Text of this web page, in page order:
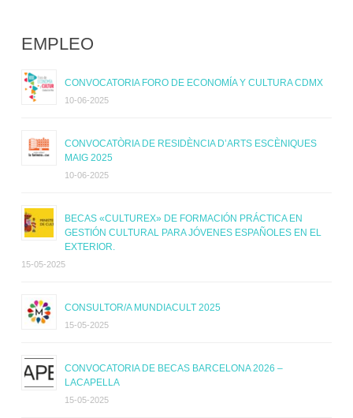
EMPLEO
CONVOCATORIA FORO DE ECONOMÍA Y CULTURA CDMX
10-06-2025
CONVOCATÒRIA DE RESIDÈNCIA D’ARTS ESCÈNIQUES
MAIG 2025
10-06-2025
BECAS «CULTUREX» DE FORMACIÓN PRÁCTICA EN
GESTIÓN CULTURAL PARA JÓVENES ESPAÑOLES EN EL
EXTERIOR.
15-05-2025
CONSULTOR/A MUNDIACULT 2025
15-05-2025
CONVOCATORIA DE BECAS BARCELONA 2026 –
LACAPELLA
15-05-2025